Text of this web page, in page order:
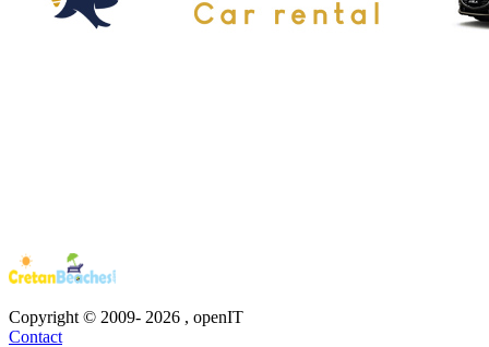
Copyright © 2009- 2026 , openIT
Contact